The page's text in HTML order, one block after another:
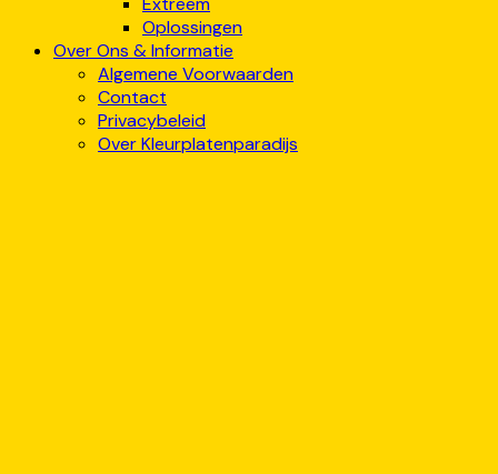
Oplossingen
Over Ons & Informatie
Algemene Voorwaarden
Contact
Privacybeleid
Over Kleurplatenparadijs